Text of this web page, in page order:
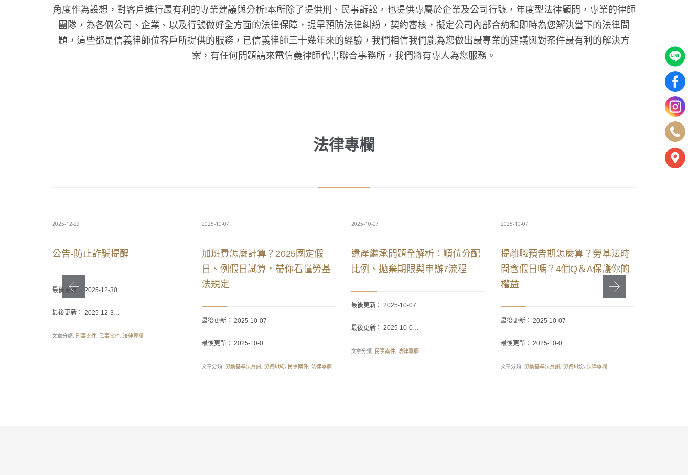
角度作為設想，對客戶進行最有利的專業建議與分析!本所除了提供刑、民事訴訟，也提供專屬於企業及公司行號，年度型法律顧問，專業的律師
團隊，為各個公司、企業、以及行號做好全方面的法律保障，提早預防法律糾紛，契約審核，擬定公司內部合約和即時為您解決當下的法律問
題，這些都是信義律師位客戶所提供的服務，已信義律師三十幾年來的經驗，我們相信我們能為您做出最專業的建議與對案件最有利的解決方
案，有任何問題請來電信義律師代書聯合事務所，我們將有專人為您服務。
法律專欄
2025-12-29
公告-防止詐騙提醒
最後更新： 2025-12-30
最後更新： 2025-12-3…
文章分類: 刑事案件, 民事案件, 法律專欄
2025-10-07
加班費怎麼計算？2025國定假
日、例假日試算，帶你看懂勞基
法規定
最後更新： 2025-10-07
最後更新： 2025-10-0…
文章分類: 勞動基準法資訊 , 勞資糾紛, 民事案件, 法律專欄
2025-10-07
遺產繼承問題全解析：順位分配
比例、拋棄期限與申辦7流程
最後更新： 2025-10-07
最後更新： 2025-10-0…
文章分類: 民事案件, 法律專欄
2025-10-07
提離職預告期怎麼算？勞基法時
間含假日嗎？4個Q＆A保護你的
權益
最後更新： 2025-10-07
最後更新： 2025-10-0…
文章分類: 勞動基準法資訊 , 勞資糾紛, 法律專欄